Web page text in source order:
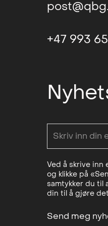
+47 993
Ved å skrive
og klikke på
samtykker du til
din til å gjøre
Send meg